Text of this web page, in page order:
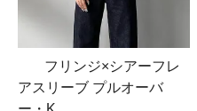
フリンジ×シアーフレ
アスリーブ プルオーバ